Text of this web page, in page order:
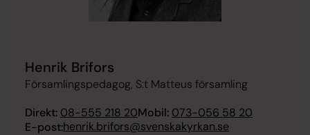
Henrik Brifors
Församlingspedagog, S:t Matteus församling
Direkt: 08-555 218 20Mobil: 073-056 58 20
E-post:henrik.brifors@svenskakyrkan.se